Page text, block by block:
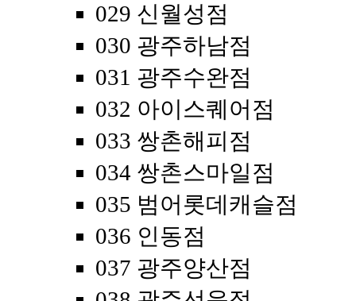
029 신월성점
030 광주하남점
031 광주수완점
032 아이스퀘어점
033 쌍촌해피점
034 쌍촌스마일점
035 범어롯데캐슬점
036 인동점
037 광주양산점